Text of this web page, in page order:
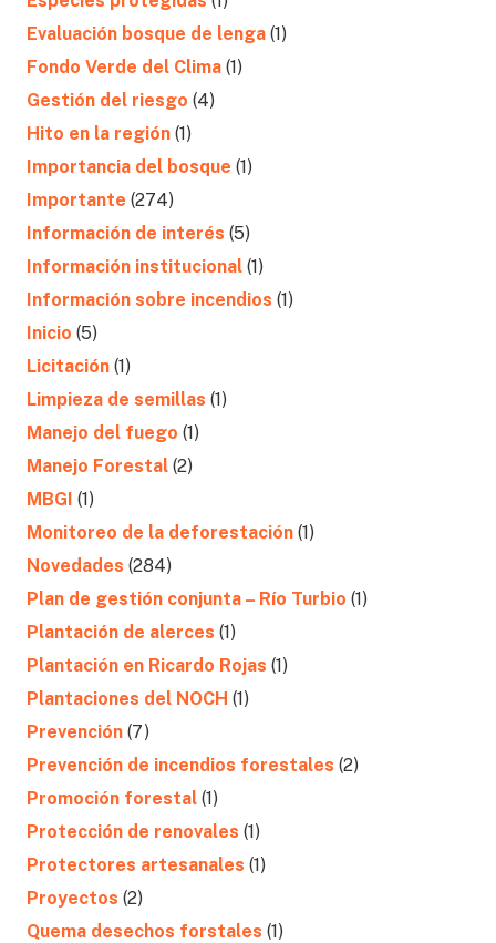
Evaluación bosque de lenga (1)
Fondo Verde del Clima (1)
Gestión del riesgo (4)
Hito en la región (1)
Importancia del bosque (1)
Importante (274)
Información de interés (5)
Información institucional (1)
Información sobre incendios (1)
Inicio (5)
Licitación (1)
Limpieza de semillas (1)
Manejo del fuego (1)
Manejo Forestal (2)
MBGI (1)
Monitoreo de la deforestación (1)
Novedades (284)
Plan de gestión conjunta – Río Turbio (1)
Plantación de alerces (1)
Plantación en Ricardo Rojas (1)
Plantaciones del NOCH (1)
Prevención (7)
Prevención de incendios forestales (2)
Promoción forestal (1)
Protección de renovales (1)
Protectores artesanales (1)
Proyectos (2)
Quema desechos forstales (1)